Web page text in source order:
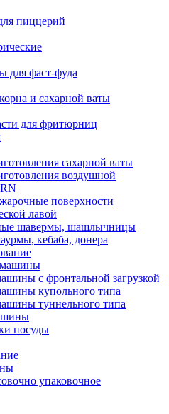
пиццерий
для фаст-фуда
и сахарной ваты
для фритюрниц
сахарной ваты
воздушной
поверхности
лавой
шавермы, шашлычницы
кебаба, донера
машины
с фронтальной загрузкой
купольного типа
туннельного типа
посуды
упаковочное